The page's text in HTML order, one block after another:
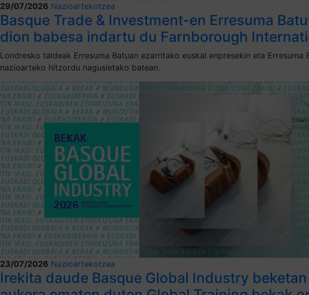
29/07/2026 Nazioartekotzea
Basque Trade & Investment-en Erresuma
dion babesa indartu du Farnborough
Londresko taldeak Erresuma Batuan ezarritako euskal enpresekin eta
nazioarteko hitzordu nagusietako batean.
23/07/2026 Nazioartekotzea
Irekita daude Basque Global Industry